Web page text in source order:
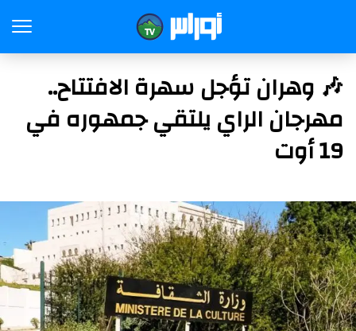
🎶 وهران تؤجل سهرة الافتتاح..
مهرجان الراي يلتقي جمهوره في
19 أوت